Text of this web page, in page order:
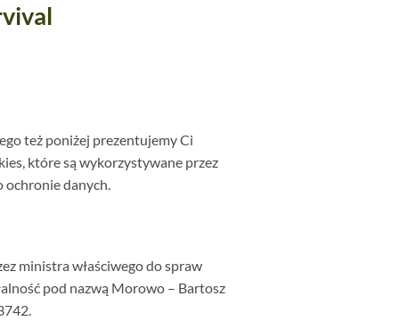
też poniżej prezentujemy Ci
które są wykorzystywane przez
danych.
ministra właściwego do spraw
pod nazwą Morowo – Bartosz